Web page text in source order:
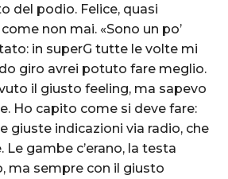
del podio. Felice, quasi
non mai. «Sono un po’
in superG tutte le volte mi
giro avrei potuto fare meglio.
il giusto feeling, ma sapevo
Ho capito come si deve fare:
giuste indicazioni via radio, che
Le gambe c’erano, la testa
ma sempre con il giusto